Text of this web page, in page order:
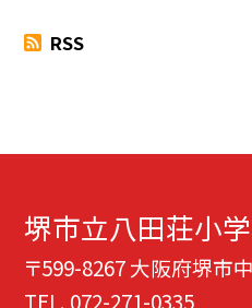
RSS
堺市立八田荘小
〒599-8267 大阪府堺市
TEL. 072-271-0335